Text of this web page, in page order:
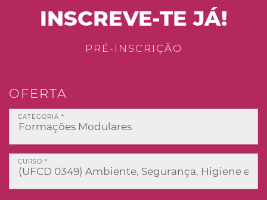
INSCREVE-TE JÁ!
PRÉ-INSCRIÇÃO
OFERTA
CATEGORIA *
CURSO *